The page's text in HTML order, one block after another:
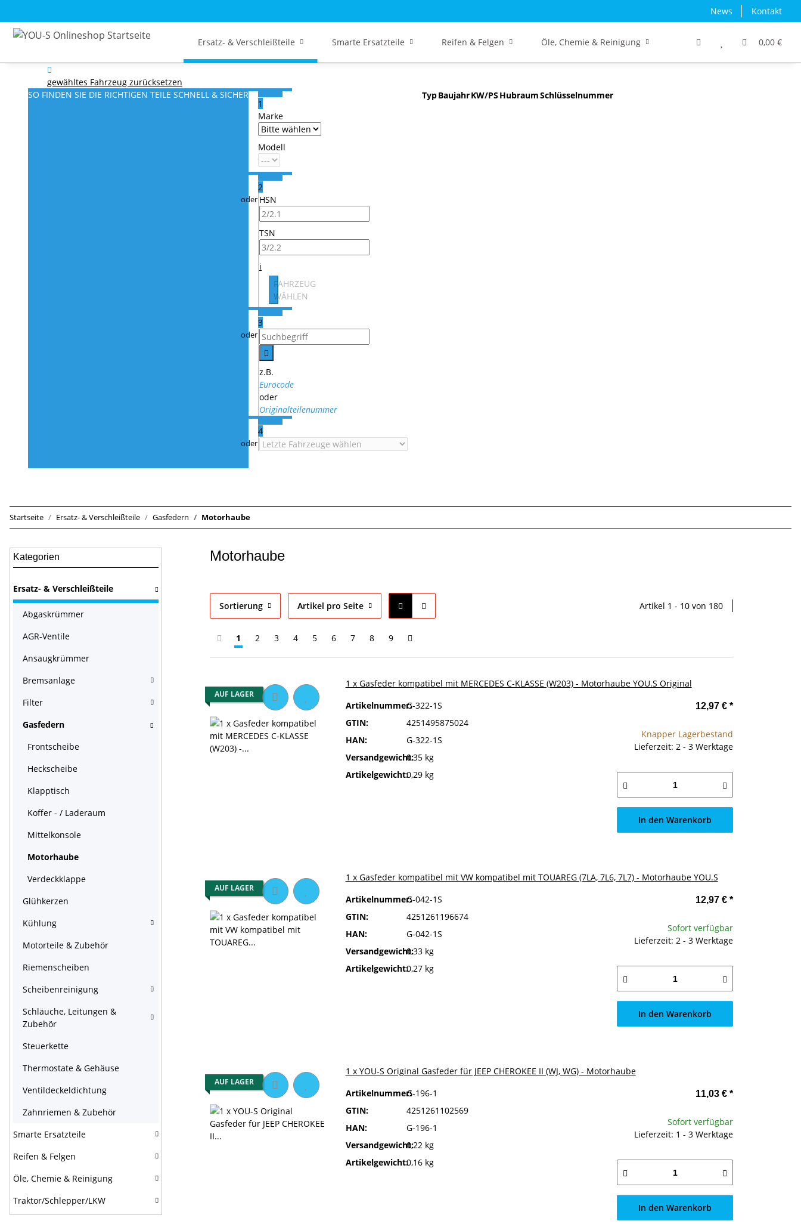
News Kontakt
0,00 €
Ersatz- & Verschleißteile Smarte Ersatzteile Reifen & Felgen Öle, Chemie & Reinigung Traktor/Schlepper/LKW
gewähltes Fahrzeug zurücksetzen
SO FINDEN SIE DIE RICHTIGEN TEILE SCHNELL & SICHER
1
Marke
Modell
2
HSN
TSN
i
FAHRZEUG
WÄHLEN
3
z.B.
Eurocode
oder
Originalteilenummer
4
TypBaujahrKW/PS HubraumSchlüsselnummer
Startseite Ersatz- & Verschleißteile Gasfedern Motorhaube
Motorhaube
Sortierung Artikel pro Seite Artikel 1 - 10 von 180
1 2 3 4 5 6 7 8 9
AUF LAGER
1 x Gasfeder kompatibel mit MERCEDES C-KLASSE (W203) - Motorhaube YOU.S Original
Artikelnummer:G-322-1S
GTIN:
4251495875024
HAN:
G-322-1S
Versandgewicht:0,35 kg
Artikelgewicht:0,29 kg
12,97 €*
Knapper Lagerbestand
Lieferzeit: 2 - 3 Werktage
In den Warenkorb
AUF LAGER
1 x Gasfeder kompatibel mit VW kompatibel mit TOUAREG (7LA, 7L6, 7L7) - Motorhaube YOU.S
Artikelnummer:G-042-1S
GTIN:
4251261196674
HAN:
G-042-1S
Versandgewicht:0,33 kg
Artikelgewicht:0,27 kg
12,97 €*
Sofort verfügbar
Lieferzeit: 2 - 3 Werktage
In den Warenkorb
AUF LAGER
1 x YOU-S Original Gasfeder für JEEP CHEROKEE II (WJ, WG) - Motorhaube
Artikelnummer:G-196-1
GTIN:
4251261102569
HAN:
G-196-1
Versandgewicht:0,22 kg
Artikelgewicht:0,16 kg
11,03 €*
Sofort verfügbar
Lieferzeit: 1 - 3 Werktage
In den Warenkorb
Kategorien
Ersatz- & Verschleißteile
Abgaskrümmer
AGR-Ventile
Ansaugkrümmer
Bremsanlage
Filter
Gasfedern
Frontscheibe
Heckscheibe
Klapptisch
Koffer - / Laderaum
Mittelkonsole
Motorhaube
Verdeckklappe
Glühkerzen
Kühlung
Motorteile & Zubehör
Riemenscheiben
Scheibenreinigung
Schläuche, Leitungen &
Zubehör
Steuerkette
Thermostate & Gehäuse
Ventildeckeldichtung
Zahnriemen & Zubehör
Smarte Ersatzteile
Reifen & Felgen
Öle, Chemie & Reinigung
Traktor/Schlepper/LKW